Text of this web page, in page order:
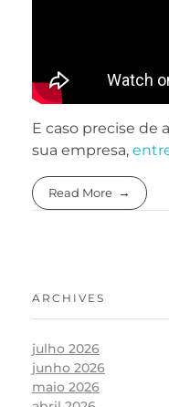
E caso precise de
sua empresa,
Read More
ARCHIVES
julho 2026
junho 2026
maio 2026